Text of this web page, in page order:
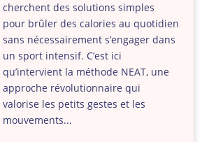
cherchent des solutions simples
pour brûler des calories au quotidien
sans nécessairement s’engager dans
un sport intensif. C’est ici
qu’intervient la méthode NEAT, une
approche révolutionnaire qui
valorise les petits gestes et les
mouvements...